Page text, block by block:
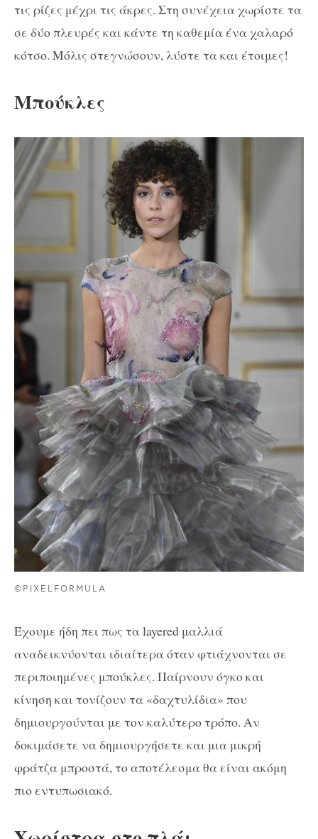
τις ρίζες μέχρι τις άκρες. Στη συνέχεια χωρίστε τα
σε δύο πλευρές και κάντε τη καθεμία ένα χαλαρό
κότσο. Μόλις στεγνώσουν, λύστε τα και έτοιμες!
Μπούκλες
©PIXELFORMULA
Έχουμε ήδη πει πως τα layered μαλλιά
αναδεικνύονται ιδιαίτερα όταν φτιάχνονται σε
περιποιημένες μπούκλες. Παίρνουν όγκο και
κίνηση και τονίζουν τα «δαχτυλίδια» που
δημιουργούνται με τον καλύτερο τρόπο. Αν
δοκιμάσετε να δημιουργήσετε και μια μικρή
φράτζα μπροστά, το αποτέλεσμα θα είναι ακόμη
πιο εντυπωσιακό.